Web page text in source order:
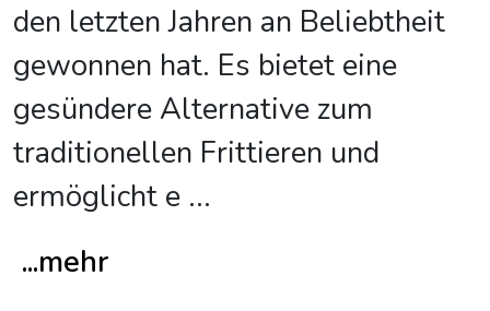
den letzten Jahren an Beliebtheit
gewonnen hat. Es bietet eine
gesündere Alternative zum
traditionellen Frittieren und
ermöglicht e ...
...mehr